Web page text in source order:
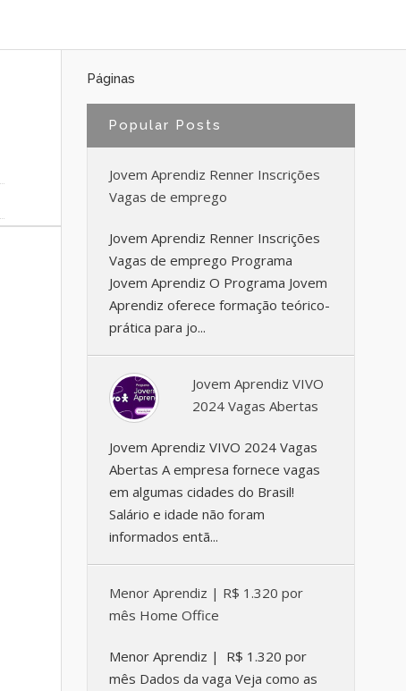
Páginas
Popular Posts
Jovem Aprendiz Renner Inscrições
Vagas de emprego
Jovem Aprendiz Renner Inscrições
Vagas de emprego Programa
Jovem Aprendiz O Programa Jovem
Aprendiz oferece formação teórico-
prática para jo...
Jovem Aprendiz VIVO
2024 Vagas Abertas
Jovem Aprendiz VIVO 2024 Vagas
Abertas A empresa fornece vagas
em algumas cidades do Brasil!
Salário e idade não foram
informados entã...
Menor Aprendiz | R$ 1.320 por
mês Home Office
Menor Aprendiz | R$ 1.320 por
mês Dados da vaga Veja como as